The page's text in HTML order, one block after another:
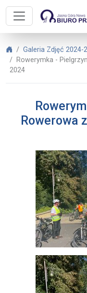
Biuro
Biuro Prasowe Jasnej
Galeria Zdjęć 2024-
Rowerymka -
2024
Rowerowa